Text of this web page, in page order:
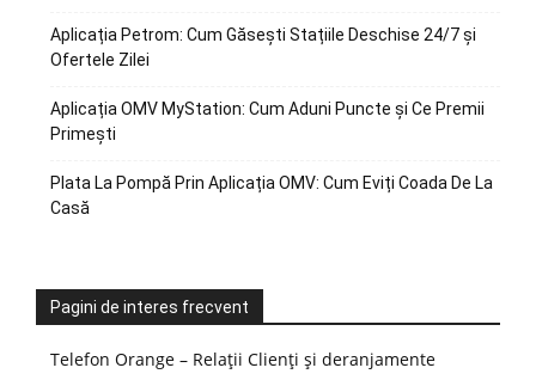
Aplicația Petrom: Cum Găsești Stațiile Deschise 24/7 și
Ofertele Zilei
Aplicația OMV MyStation: Cum Aduni Puncte și Ce Premii
Primești
Plata La Pompă Prin Aplicația OMV: Cum Eviți Coada De La
Casă
Pagini de interes frecvent
Telefon Orange – Relații Clienți și deranjamente